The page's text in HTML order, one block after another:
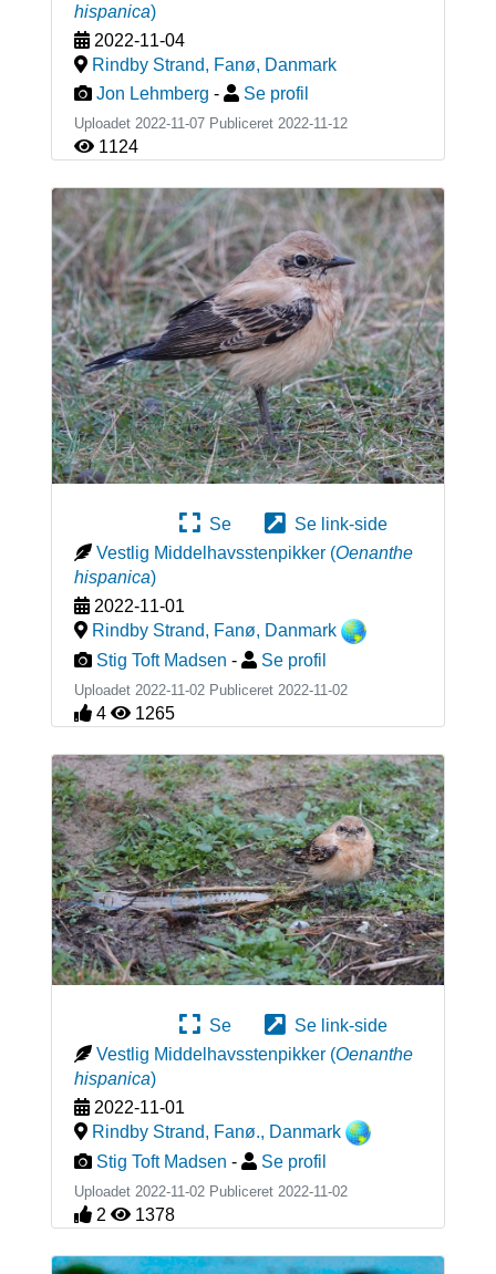
hispanica)
2022-11-04
Rindby Strand, Fanø, Danmark
Jon Lehmberg - Se profil
Uploadet 2022-11-07 Publiceret 2022-11-12
1124
Se
Se link-side
Vestlig Middelhavsstenpikker (Oenanthe
hispanica)
2022-11-01
Rindby Strand, Fanø, Danmark
Stig Toft Madsen - Se profil
Uploadet 2022-11-02 Publiceret 2022-11-02
4 1265
Se
Se link-side
Vestlig Middelhavsstenpikker (Oenanthe
hispanica)
2022-11-01
Rindby Strand, Fanø., Danmark
Stig Toft Madsen - Se profil
Uploadet 2022-11-02 Publiceret 2022-11-02
2 1378